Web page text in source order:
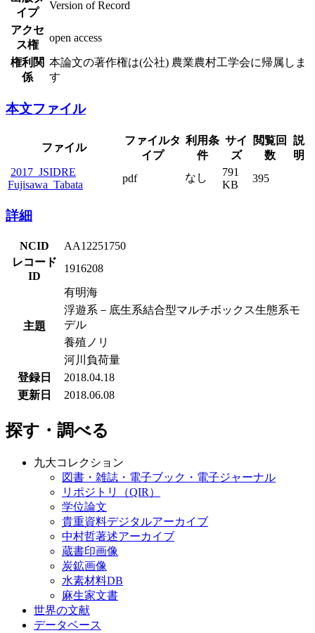
イプ
Version of Record
アクセ
ス権
open access
権利関
係
本論文の著作権は(公社) 農業農村工学会に帰属しま
す
本文ファイル
ファイル
ファイルタ
イプ
利用条
件
サイ
ズ
閲覧回
数
説
明
2017_JSIDRE
Fujisawa_Tabata
pdf なし
791
KB
395
詳細
NCID
AA12251750
レコード
ID
1916208
主題
有明海
浮遊系－底生系結合型マルチボックス生態系モ
デル
養殖ノリ
河川負荷量
登録日
2018.04.18
更新日
2018.06.08
探す・調べる
九大コレクション
図書・雑誌・電子ブック・電子ジャーナル
リポジトリ（QIR）
学位論文
貴重資料デジタルアーカイブ
中村哲著述アーカイブ
蔵書印画像
炭鉱画像
水素材料DB
麻生家文書
世界の文献
データベース